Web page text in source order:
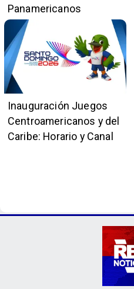
Panamericanos
Inauguración Juegos
Centroamericanos y del
Caribe: Horario y Canal